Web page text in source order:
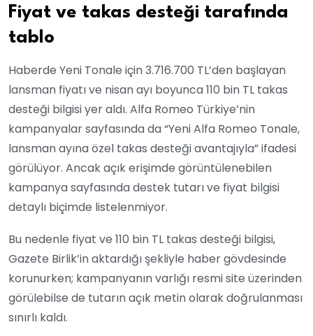
Fiyat ve takas desteği tarafında
tablo
Haberde Yeni Tonale için 3.716.700 TL’den başlayan
lansman fiyatı ve nisan ayı boyunca 110 bin TL takas
desteği bilgisi yer aldı. Alfa Romeo Türkiye’nin
kampanyalar sayfasında da “Yeni Alfa Romeo Tonale,
lansman ayına özel takas desteği avantajıyla” ifadesi
görülüyor. Ancak açık erişimde görüntülenebilen
kampanya sayfasında destek tutarı ve fiyat bilgisi
detaylı biçimde listelenmiyor.
Bu nedenle fiyat ve 110 bin TL takas desteği bilgisi,
Gazete Birlik’in aktardığı şekliyle haber gövdesinde
korunurken; kampanyanın varlığı resmi site üzerinden
görülebilse de tutarın açık metin olarak doğrulanması
sınırlı kaldı.